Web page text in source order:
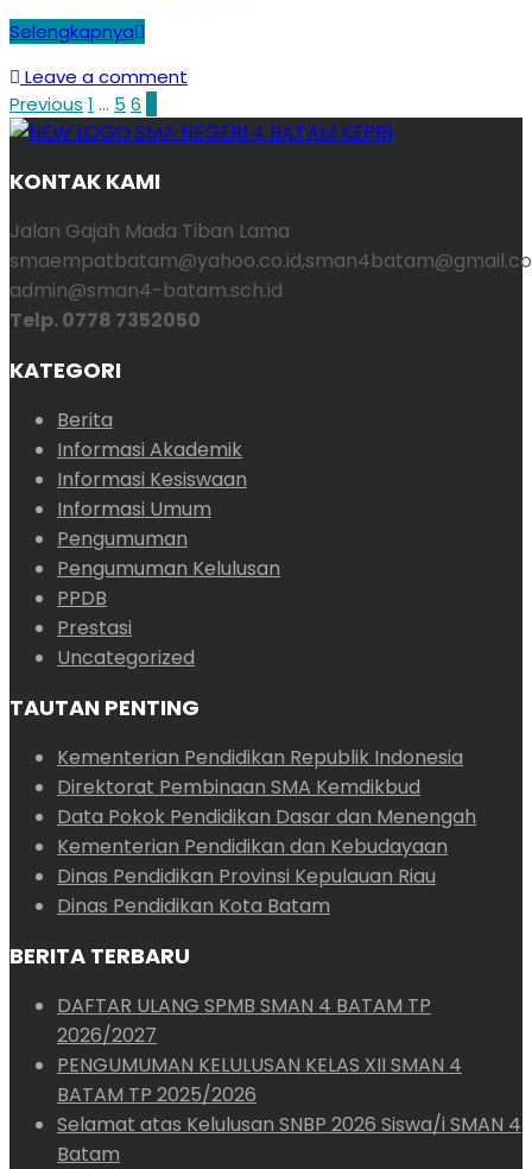
Selengkapnya
Leave a comment
Paginasi
pos
Previous 1 … 5 6
KONTAK KAMI
Jalan Gajah Mada Tiban Lama
admin@sman4-batam.sch.id
Telp. 0778 7352050
KATEGORI
Berita
Informasi Akademik
Informasi Kesiswaan
Informasi Umum
Pengumuman
Pengumuman Kelulusan
PPDB
Prestasi
Uncategorized
TAUTAN PENTING
Kementerian Pendidikan Republik Indonesia
Direktorat Pembinaan SMA Kemdikbud
Data Pokok Pendidikan Dasar dan Menengah
Kementerian Pendidikan dan Kebudayaan
Dinas Pendidikan Provinsi Kepulauan Riau
Dinas Pendidikan Kota Batam
BERITA TERBARU
DAFTAR ULANG SPMB SMAN 4 BATAM TP
2026/2027
PENGUMUMAN KELULUSAN KELAS XII SMAN 4
BATAM TP 2025/2026
Selamat atas Kelulusan SNBP 2026 Siswa/i SMAN 4
Batam